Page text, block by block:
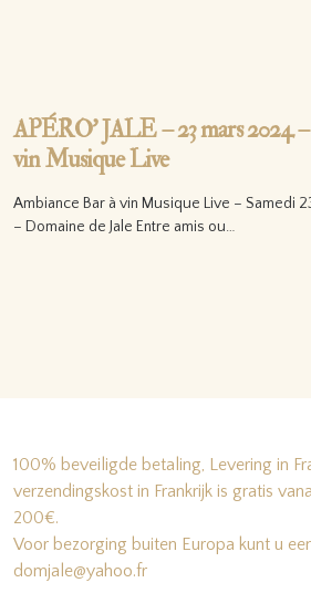
APÉRO’ JALE – 23 mars 2024
vin Musique Live
Ambiance Bar à vin Musique Live – Samedi
– Domaine de Jale Entre amis ou…
100% beveiligde betaling, Levering in
verzendingskost in Frankrijk is gratis
200€.
Voor bezorging buiten Europa kunt u
domjale@yahoo.fr